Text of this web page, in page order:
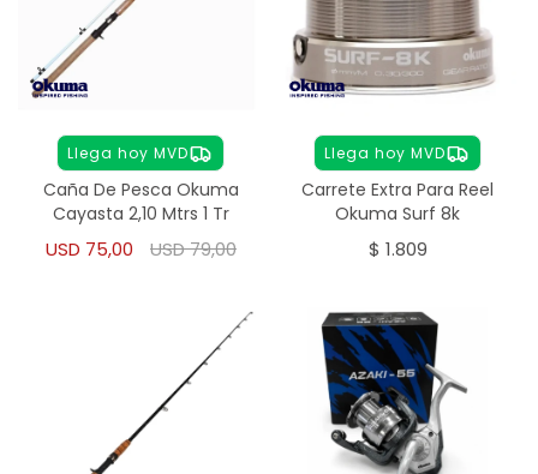
Llega hoy MVD
Caña De Pesca Okuma
Cayasta 2,10 Mtrs 1 Tr
USD 75,00 USD79,00
Llega hoy MVD
Carrete Extra Para Reel
Okuma Surf 8k
$ 1.809